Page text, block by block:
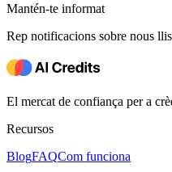
Mantén-te informat
Rep notificacions sobre nous
El mercat de confiança per a
Recursos
BlogFAQCom funciona